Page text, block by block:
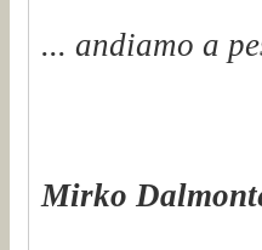
... andiamo a
Mirko